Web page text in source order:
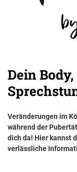
Dein
Veränderungen im
während der
dich da! Hier kannst
verlässliche